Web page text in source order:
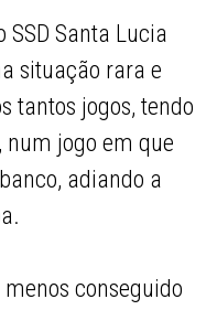
SSD Santa Lucia
situação rara e
tantos jogos, tendo
jogo em que
adiando a
conseguido